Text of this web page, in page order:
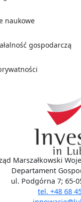
naukowe
gospodarczą
Marszałkowski
Departament
ul. Podgórna 7; 65-
tel. +48 68